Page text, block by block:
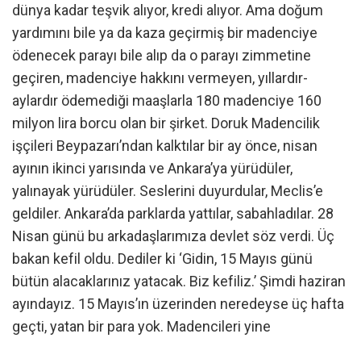
dünya kadar teşvik alıyor, kredi alıyor. Ama doğum
yardımını bile ya da kaza geçirmiş bir madenciye
ödenecek parayı bile alıp da o parayı zimmetine
geçiren, madenciye hakkını vermeyen, yıllardır-
aylardır ödemediği maaşlarla 180 madenciye 160
milyon lira borcu olan bir şirket. Doruk Madencilik
işçileri Beypazarı’ndan kalktılar bir ay önce, nisan
ayının ikinci yarısında ve Ankara’ya yürüdüler,
yalınayak yürüdüler. Seslerini duyurdular, Meclis’e
geldiler. Ankara’da parklarda yattılar, sabahladılar. 28
Nisan günü bu arkadaşlarımıza devlet söz verdi. Üç
bakan kefil oldu. Dediler ki ‘Gidin, 15 Mayıs günü
bütün alacaklarınız yatacak. Biz kefiliz.’ Şimdi haziran
ayındayız. 15 Mayıs’ın üzerinden neredeyse üç hafta
geçti, yatan bir para yok. Madencileri yine